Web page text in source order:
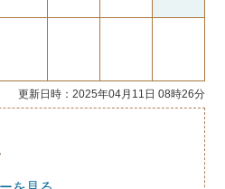
更新日時：2025年04月11日 08時26分